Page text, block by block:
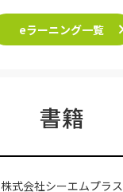
eラーニング一覧
書籍
株式会社シーエムプラス